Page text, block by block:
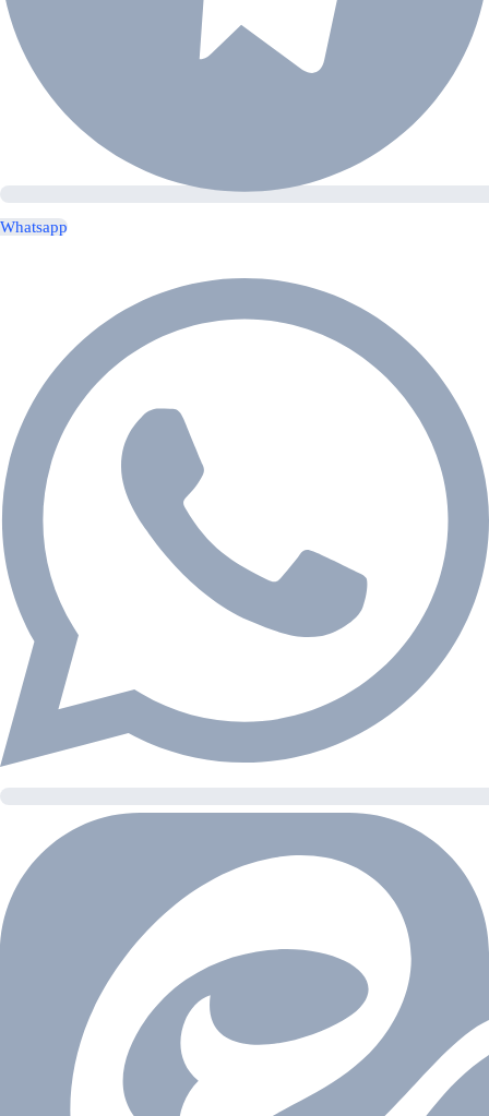
Whatsapp